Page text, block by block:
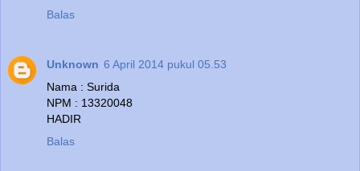
Balas
Unknown 6 April 2014 pukul 05.53
Nama : Surida
NPM : 13320048
HADIR
Balas